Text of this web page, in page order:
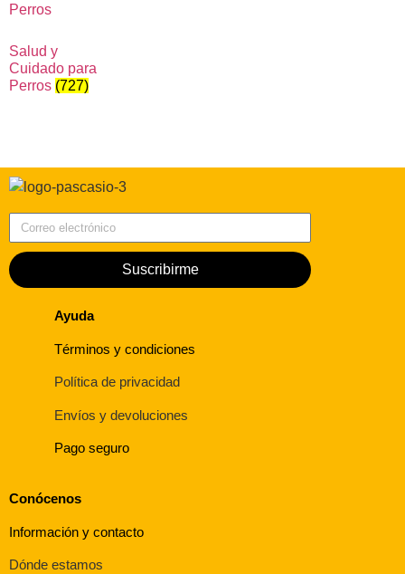
Salud y
Cuidado para
Perros (727)
Suscribirme
Ayuda
Términos y condiciones
Política de privacidad
Envíos y devoluciones
Pago seguro
Conócenos
Información y contacto
Dónde estamos